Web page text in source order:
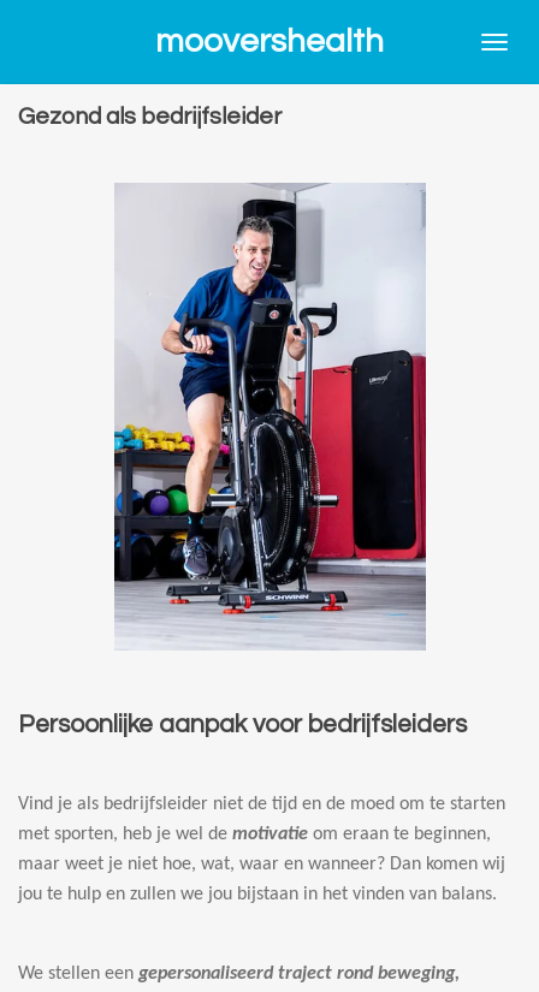
naar
de
moovershealth
Gezond als bedrijfsleider
Persoonlijke aanpak voor bedrijfsleiders
Vind je als bedrijfsleider niet de tijd en de moed om te starten
met sporten, heb je wel de motivatie om eraan te beginnen,
maar weet je niet hoe, wat, waar en wanneer? Dan komen wij
jou te hulp en zullen we jou bijstaan in het vinden van balans.
We stellen een gepersonaliseerd traject rond beweging,